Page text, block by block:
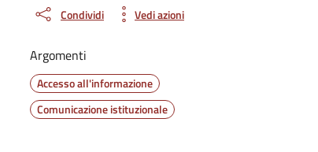
Condividi Vedi azioni
Argomenti
Accesso all'informazione
Comunicazione istituzionale